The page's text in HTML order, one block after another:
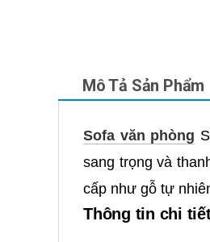
Mô Tả Sản Phẩm
Sofa văn phòng
sang trọng và
cấp như gỗ tự
Thông tin chi